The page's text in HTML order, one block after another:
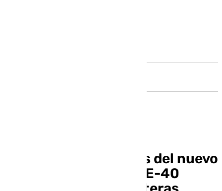
Adjudicadas las obras del nuevo
tramo de la autovía SE-40